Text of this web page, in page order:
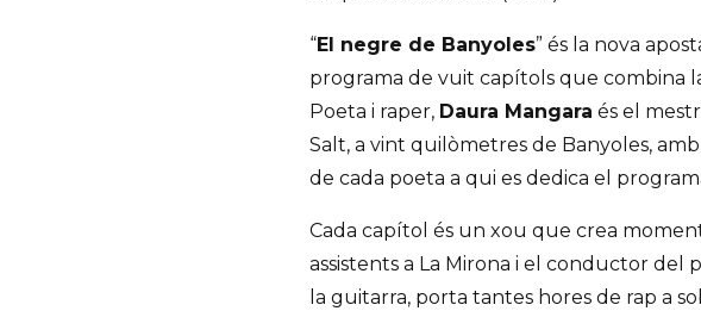
“El negre de Banyoles” és la nova
programa de vuit capítols que combina
Poeta i raper, Daura Mangara és el
Salt, a vint quilòmetres de Banyoles,
de cada poeta a qui es dedica el
Cada capítol és un xou que crea
assistents a La Mirona i el conductor del
la guitarra, porta tantes hores de rap a